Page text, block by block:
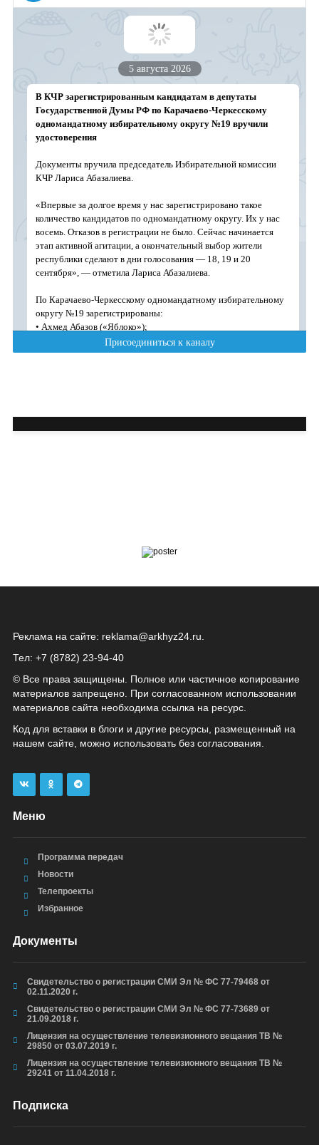
Реклама на сайте: reklama@arkhyz24.ru
Тел: +7 (8782) 23‑94‑40
© Все права защищены. Полное или частичное копирование
материалов запрещено. При согласованном использовании
материалов сайта необходима ссылка на ресурс.
Код для вставки в блоги и другие ресурсы, размещенный на
нашем сайте, можно использовать без согласования.
Меню
Программа передач
Новости
Телепроекты
Избранное
Документы
Свидетельство о регистрации СМИ Эл № ФС 77-79468 от
02.11.2020 г.
Свидетельство о регистрации СМИ Эл № ФС 77-73689 от
21.09.2018 г.
Лицензия на осуществление телевизионного вещания ТВ №
29850 от 03.07.2019 г.
Лицензия на осуществление телевизионного вещания ТВ №
29241 от 11.04.2018 г.
Подписка